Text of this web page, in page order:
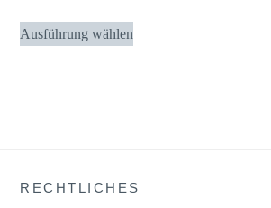
Ausführung wählen
Dieses
Produkt
Optionen
RECHTLICHES